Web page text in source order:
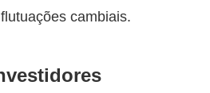
cambiais.